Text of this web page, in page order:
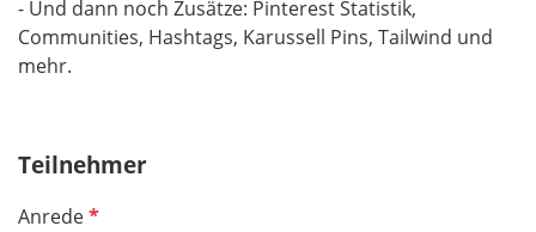
- Und dann noch Zusätze: Pinterest Statistik,
Communities, Hashtags, Karussell Pins, Tailwind und
mehr.
Teilnehmer
AnredeP